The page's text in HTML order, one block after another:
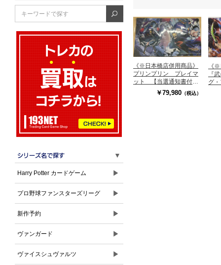
▼
Harry Potter カードゲーム ▶
プロ野球ファンスターズリーグ ▶
新作予約 ▶
ヴァンガード ▶
ヴァイスシュヴァルツ ▶
《※日本橋店併用商品》
プリンプリン プレイマ
ット 【当選通知書付】
※代引き不可￥79,980 （税込）
《
『
グ